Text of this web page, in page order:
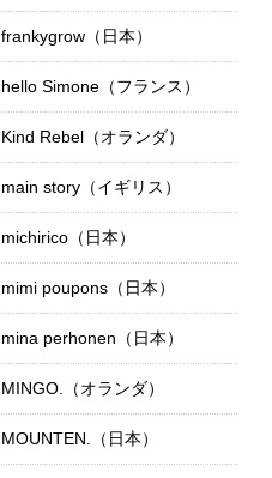
frankygrow（日本）
hello Simone（フランス）
Kind Rebel（オランダ）
main story（イギリス）
michirico（日本）
mimi poupons（日本）
mina perhonen（日本）
MINGO.（オランダ）
MOUNTEN.（日本）